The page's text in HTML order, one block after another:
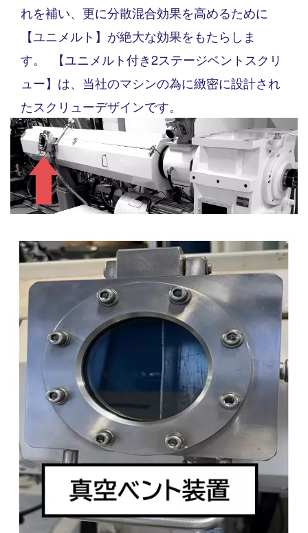
れを補い、更に分散混合効果を高めるために
【ユニメルト】が絶大な効果をもたらしま
す。
【ユニメルト付き2ステージベントスクリ
ュー】は、当社のマシンの為に緻密に設計され
たスクリューデザインです。